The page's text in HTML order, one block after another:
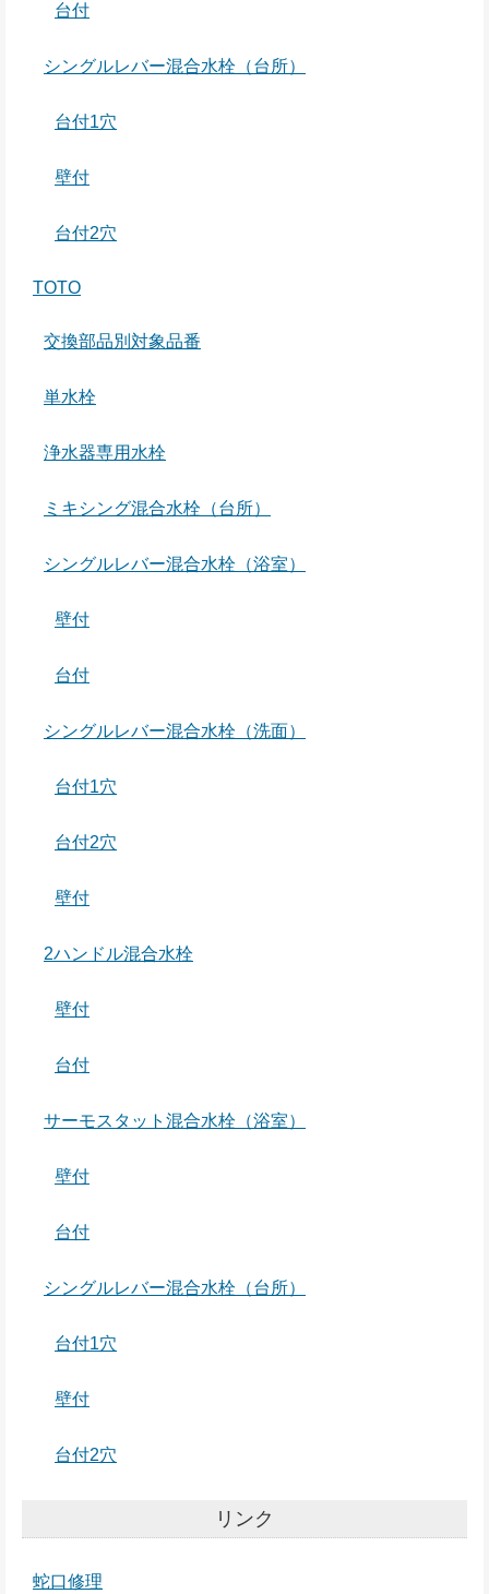
台付
シングルレバー混合水栓（台所）
台付1穴
壁付
台付2穴
TOTO
交換部品別対象品番
単水栓
浄水器専用水栓
ミキシング混合水栓（台所）
シングルレバー混合水栓（浴室）
壁付
台付
シングルレバー混合水栓（洗面）
台付1穴
台付2穴
壁付
2ハンドル混合水栓
壁付
台付
サーモスタット混合水栓（浴室）
壁付
台付
シングルレバー混合水栓（台所）
台付1穴
壁付
台付2穴
リンク
蛇口修理